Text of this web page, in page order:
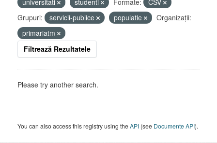
universitati
studenti Formate:
CSV
Grupuri:
servicii-publice populatie
Organizații:
primariatm
Filtrează Rezultatele
Please try another search.
You can also access this registry using theAPI (see Documente API).